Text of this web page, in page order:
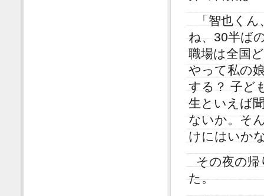
「智也く
ね、30半ば
職場は全国
やって私の
する？ 子ど
生といえば
ないか。そ
けにはいか
その夜の帰
た。